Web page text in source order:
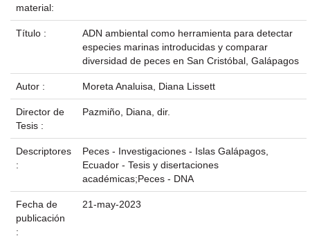
material:
Título :
ADN ambiental como herramienta para detectar
especies marinas introducidas y comparar
diversidad de peces en San Cristóbal, Galápagos
Autor : Moreta Analuisa, Diana Lissett
Director de
Tesis :
Pazmiño, Diana, dir.
Descriptores
:
Peces - Investigaciones - Islas Galápagos,
Ecuador - Tesis y disertaciones
académicas;Peces - DNA
Fecha de
publicación
:
21-may-2023